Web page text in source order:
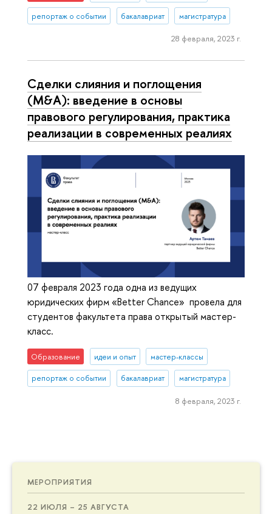
МЕРОПРИЯТИЯ
22 ИЮЛЯ – 25 АВГУСТА
репортаж о событии бакалавриат магистратура
28 февраля, 2023 г.
Сделки слияния и поглощения
(M&A): введение в основы
правового регулирования, практика
реализации в современных реалиях
07 февраля 2023 года одна из ведущих
юридических фирм «Better Chance» провела для
студентов факультета права открытый мастер-
класс.
Образование идеи и опыт мастер-классы
репортаж о событии бакалавриат магистратура
8 февраля, 2023 г.